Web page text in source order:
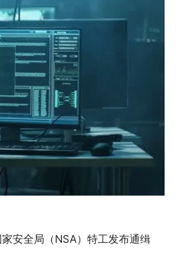
安全局（NSA）特工发布通缉